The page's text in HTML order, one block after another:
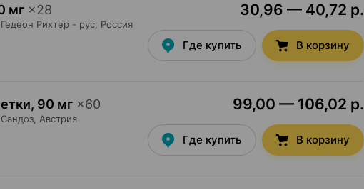
мг ×28
Гедеон Рихтер - рус , Россия
30,96 — 40,72 р.
Где купить В корзину
, 90 мг ×60
Сандоз , Австрия
99,00 — 106,02 р.
Где купить В корзину